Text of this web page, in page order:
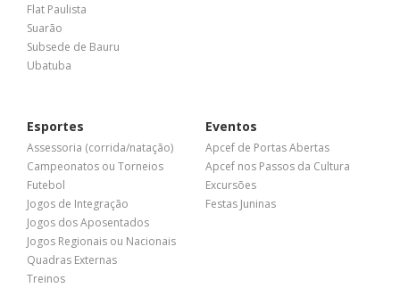
Flat Paulista
Suarão
Subsede de Bauru
Ubatuba
Esportes
Assessoria (corrida/natação)
Campeonatos ou Torneios
Futebol
Jogos de Integração
Jogos dos Aposentados
Jogos Regionais ou Nacionais
Quadras Externas
Treinos
Eventos
Apcef de Portas Abertas
Apcef nos Passos da Cultura
Excursões
Festas Juninas